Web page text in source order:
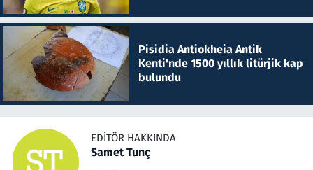
Pisidia Antiokheia Antik
Kenti'nde 1500 yıllık litürjik kap
bulundu
EDITÖR HAKKINDA
Samet Tunç